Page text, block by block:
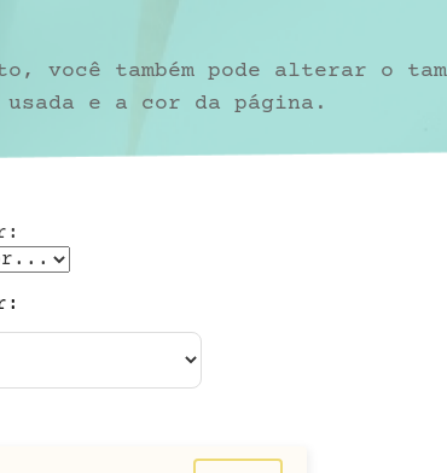
você também pode alterar o
e a cor da página.